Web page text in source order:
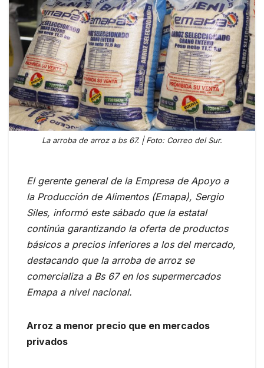
La arroba de arroz a bs 67. | Foto: Correo del Sur.
El gerente general de la Empresa de Apoyo a
la Producción de Alimentos (Emapa), Sergio
Siles, informó este sábado que la estatal
continúa garantizando la oferta de productos
básicos a precios inferiores a los del mercado,
destacando que la arroba de arroz se
comercializa a Bs 67 en los supermercados
Emapa a nivel nacional.
Arroz a menor precio que en mercados
privados